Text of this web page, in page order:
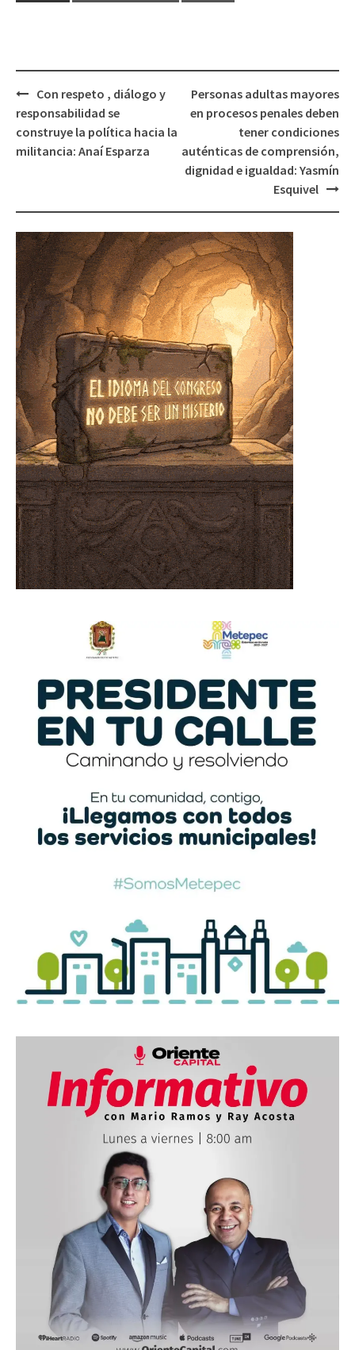
Post
navigation
Con respeto , diálogo y
responsabilidad se
construye la política hacia la
militancia: Anaí Esparza
Personas adultas mayores
en procesos penales deben
tener condiciones
auténticas de comprensión,
dignidad e igualdad: Yasmín
Esquivel